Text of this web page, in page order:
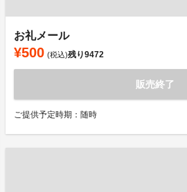
お礼メール
¥500 (税込)残り9472
販売終了
ご提供予定時期：随時